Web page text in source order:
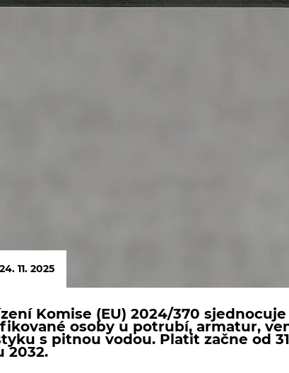
24. 11. 2025
Komise (EU) 2024/370
osoby u potrubí, armatur,
s pitnou vodou. Platit začne od
2032.